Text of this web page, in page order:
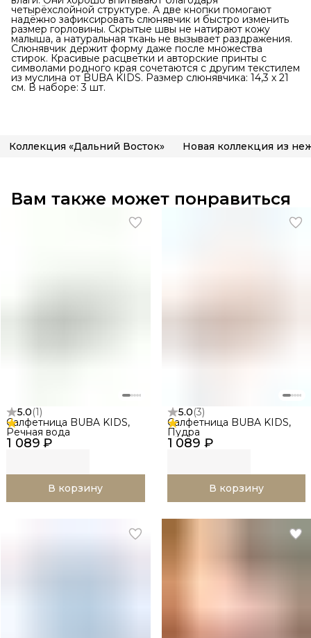
четырёхслойной структуре. А две кнопки помогают
надёжно зафиксировать слюнявчик и быстро изменить
размер горловины. Скрытые швы не натирают кожу
малыша, а натуральная ткань не вызывает раздражения.
Слюнявчик держит форму даже после множества
стирок. Красивые расцветки и авторские принты с
символами родного края сочетаются с другим текстилем
из муслина от BUBA KIDS. Размер слюнявчика: 14,3 х 21
см. В наборе: 3 шт.
Коллекция «Дальний Восток»
Вам также может понравиться
5.0(1)
1 089 ₽
Салфетница BUBA KIDS,
Речная вода
В корзину
5.0(3)
1 089 ₽
Салфетница BUBA KIDS,
Пудра
В корзину